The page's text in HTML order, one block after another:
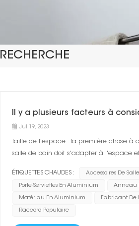
RECHERCHE
Il y a plusieurs facteurs à
Jul 19, 2023
Taille de l'espace : la première chose à
salle de bain doit s'adapter à l'espace
ÉTIQUETTES CHAUDES : Accessoires De
Porte-Serviettes En Aluminium Anneau
Matériau En Aluminium Fabricant De
Raccord Populaire